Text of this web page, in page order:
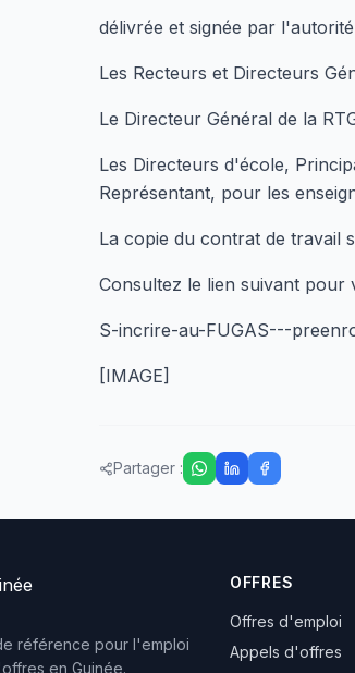
délivrée et signée par
Les Recteurs et Directeurs
Le Directeur Général de la
Les Directeurs d'école,
Représentant, pour les
La copie du contrat de travail
Consultez le lien suivant pour
S-incrire-au-FUGAS---
[IMAGE]
Partager :
référence pour l'emploi
en Guinée.
OFFRES
Offres d'emploi
Appels d'offres